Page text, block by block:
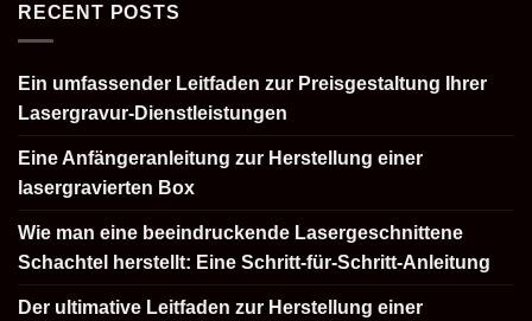
RECENT POSTS
Ein umfassender Leitfaden zur Preisgestaltung Ihrer
Lasergravur-Dienstleistungen
Eine Anfängeranleitung zur Herstellung einer
lasergravierten Box
Wie man eine beeindruckende Lasergeschnittene
Schachtel herstellt: Eine Schritt-für-Schritt-Anleitung
Der ultimative Leitfaden zur Herstellung einer